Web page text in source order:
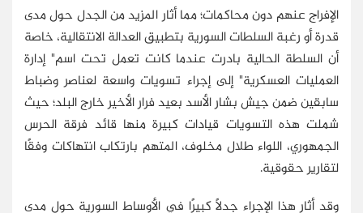
الإفراج عنهم دون محاكمات؛ مما أثار المزيد من الجدل حول مدى
قدرة أو رغبة السلطات السورية بتطبيق العدالة الانتقالية، خاصة
أن السلطة الحالية بادرت عندما كانت تعمل تحت اسم" إدارة
العمليات العسكرية" إلى إجراء تسويات واسعة لعناصر وضباط
سابقين ضمن جيش بشار الأسد بعيد فرار الأخير خارج البلد؛ حيث
شملت هذه التسويات قيادات كبيرة منها قائد فرقة الحرس
الجمهوري، اللواء طلال مخلوف، المتهم بارتكاب انتهاكات وفقًا
لتقارير حقوقية.
وقد أثار هذا الإجراء جدلًا كبيرًا في الأوساط السورية حول مدى